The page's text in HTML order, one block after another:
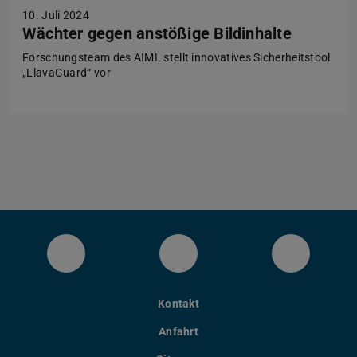
10. Juli 2024
Wächter gegen anstößige Bildinhalte
Forschungsteam des AIML stellt innovatives Sicherheitstool
„LlavaGuard“ vor
LinkedIn-Seite des Fachbereichs
YouTube Bluesky
Kontakt
Anfahrt